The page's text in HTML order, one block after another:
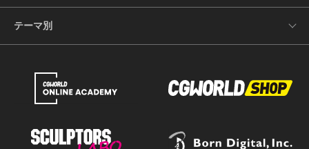
テーマ別